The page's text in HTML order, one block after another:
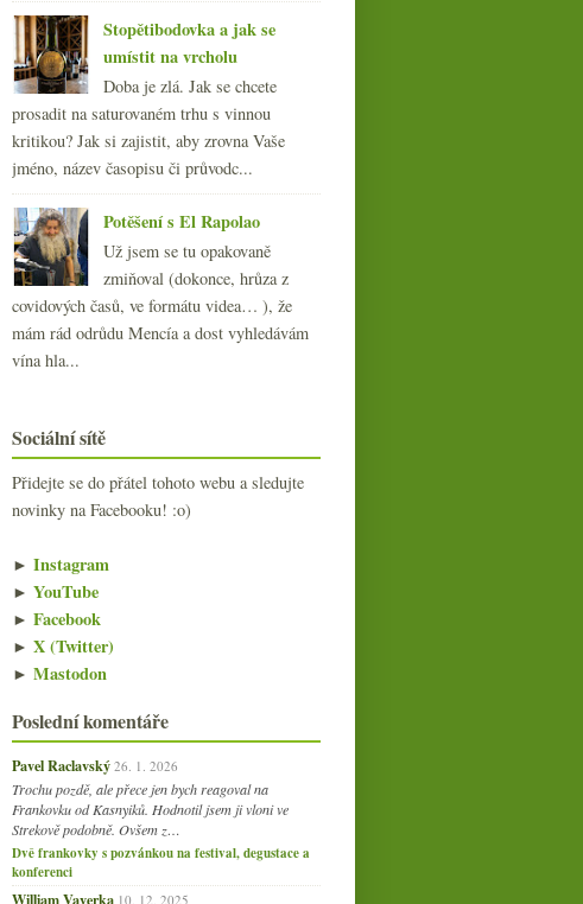
Stopětibodovka a jak se
umístit na vrcholu
Doba je zlá. Jak se chcete
prosadit na saturovaném trhu s vinnou
kritikou? Jak si zajistit, aby zrovna Vaše
jméno, název časopisu či průvodc...
Potěšení s El Rapolao
Už jsem se tu opakovaně
zmiňoval (dokonce, hrůza z
covidových časů, ve formátu videa… ), že
mám rád odrůdu Mencía a dost vyhledávám
vína hla...
Sociální sítě
Přidejte se do přátel tohoto webu a sledujte
novinky na Facebooku! :o)
► Instagram
► YouTube
► Facebook
► X (Twitter)
► Mastodon
Poslední komentáře
Pavel Raclavský 26. 1. 2026
Trochu pozdě, ale přece jen bych reagoval na
Frankovku od Kasnyiků. Hodnotil jsem ji vloni ve
Strekově podobně. Ovšem z…
Dvě frankovky s pozvánkou na festival, degustace a
konferenci
William Vaverka 10. 12. 2025